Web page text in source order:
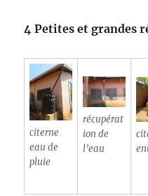
4 Petites et grandes
citerne
eau de
pluie
récupérat
ion de
l’eau